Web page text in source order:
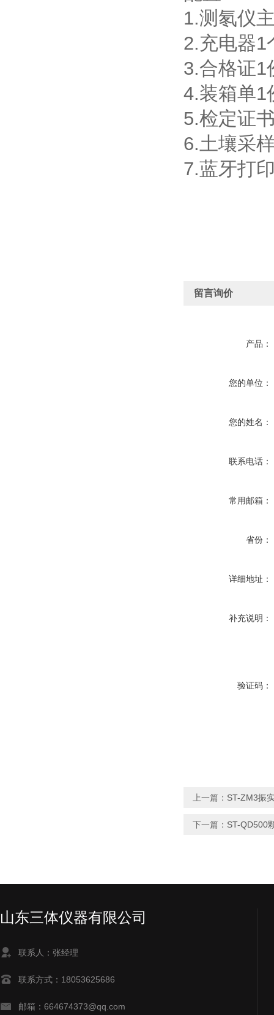
1.测氡仪
2.充电器1
3.合格证1
4.装箱单1
5.检定证
6.土壤采
7.蓝牙打
留言询价
产品：
您的单位：
您的姓名：
联系电话：
常用邮箱：
省份：
详细地址：
补充说明：
验证码：
上一篇： ST-ZM3振
下一篇： ST-QD500
山东三体仪器有限公司
联系人：张经理
联系方式：18053625686
邮箱：664674373@qq.com